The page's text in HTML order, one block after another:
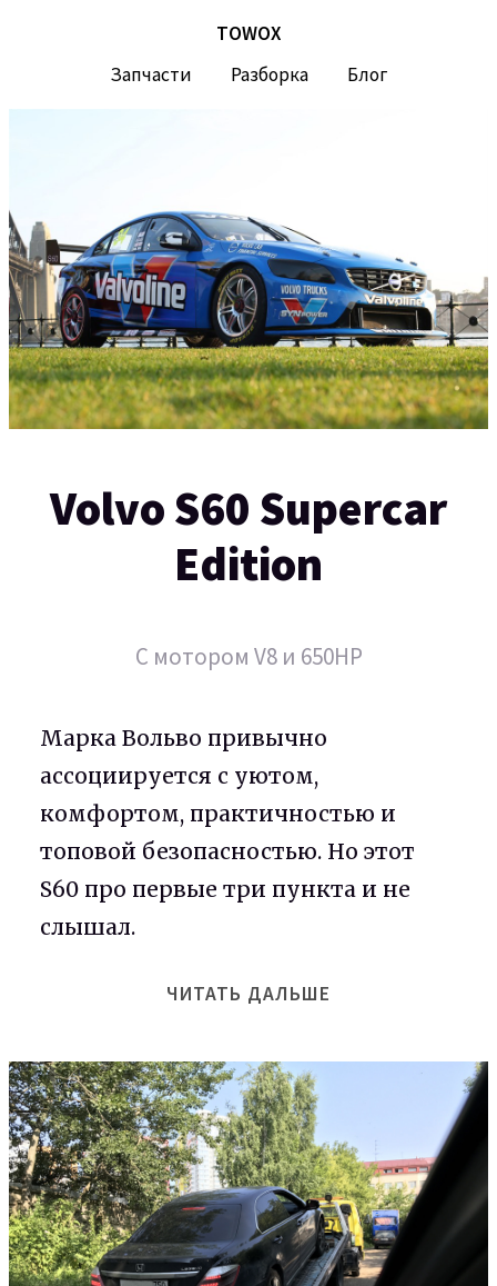
TOWOX
Запчасти
Разборка Блог
Volvo S60 Supercar
Edition
С мотором V8 и 650HP
Марка Вольво привычно
ассоциируется с уютом,
комфортом, практичностью и
топовой безопасностью. Но этот
S60 про первые три пункта и не
слышал.
ЧИТАТЬ ДАЛЬШЕ